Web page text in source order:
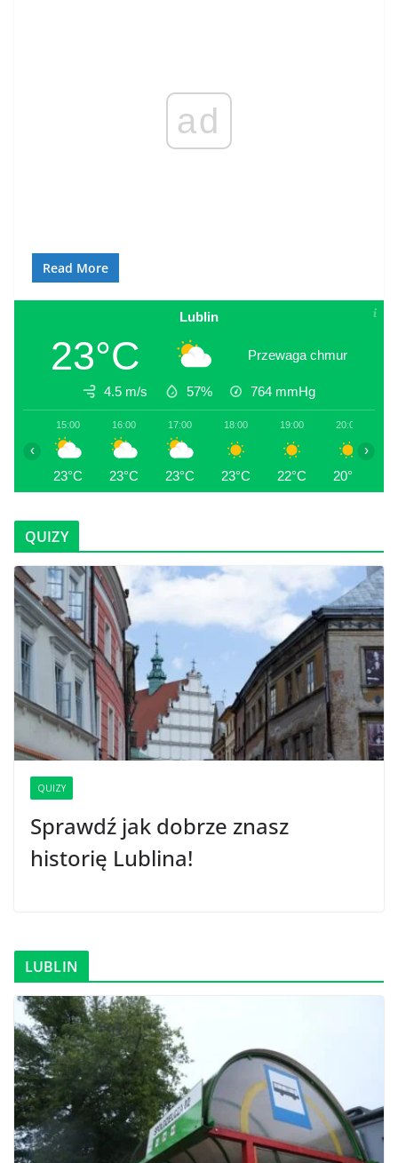
ad
Read More
Lublin
23°C Przewaga chmur
4.5 m/s 57% 764 mmHg
15:00
23°C
16:00
23°C
17:00
23°C
18:00
23°C
19:00
22°C
20:00
20°C
‹ ›
QUIZY
QUIZY
Sprawdź jak dobrze znasz
historię Lublina!
LUBLIN